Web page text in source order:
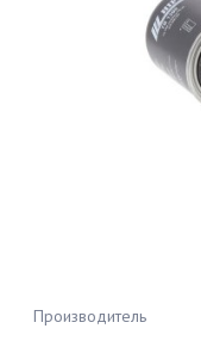
Производитель